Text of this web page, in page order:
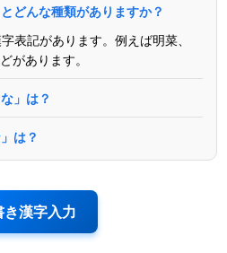
どんな種類がありますか？
表記があります。例えば明菜、
があります。
」は？
は？
き漢字入力